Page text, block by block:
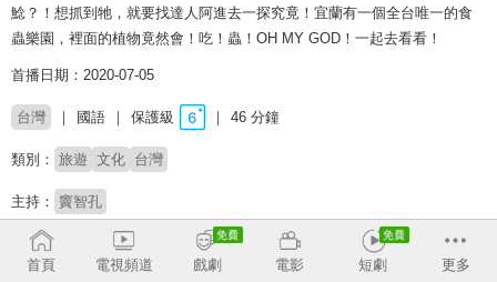
鯰？！想抓到牠，就要找達人阿進去一探究竟！宜蘭有一個全台唯一的食
蟲樂園，裡面的植物竟然會！吃！蟲！OH MY GOD！一起去看看！
首播日期：2020-07-05
台灣 國語 保護級 46 分鐘
類別： 旅遊 文化 台灣
主持： 竇智孔
# 美食探索 # 玩台灣 # 旅遊實境# 金鐘獎 # 完整版 # 上山下海# 吃喝玩樂
首頁
電視頻道 戲劇 電影 短劇 更多